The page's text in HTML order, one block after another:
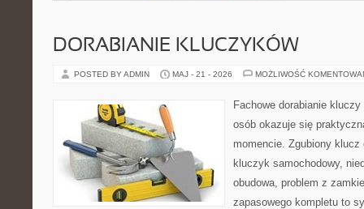
DORABIANIE KLUCZYKÓW
POSTED BY ADMIN MAJ - 21 - 2026 MOŻLIWOŚĆ
Fachowe dorabianie
osób okazuje się
momencie. Zgubiony
kluczyk samochodowy,
obudowa, problem z
zapasowego kompletu to